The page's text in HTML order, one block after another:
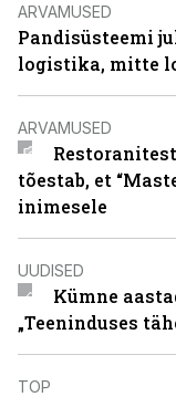
ARVAMUSED
Pandisüsteemi
logistika, mitte
ARVAMUSED
tõestab, et
inimesele
UUDISED
Kümne
„Teeninduses
TOP